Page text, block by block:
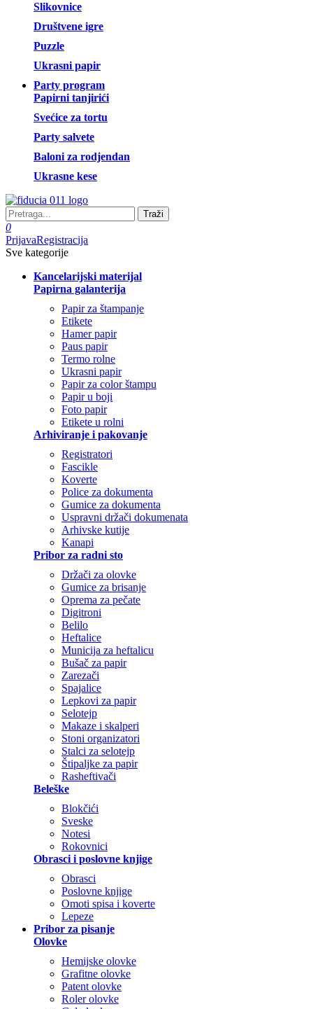
Slikovnice
Društvene igre
Puzzle
Ukrasni papir
Party program
Papirni tanjirići
Svećice za tortu
Party salvete
Baloni za rodjendan
Ukrasne kese
Traži
0
PrijavaRegistracija
Sve kategorije
Kancelarijski materijal
Papirna galanterija
Papir za štampanje
Etikete
Hamer papir
Paus papir
Termo rolne
Ukrasni papir
Papir za color štampu
Papir u boji
Foto papir
Etikete u rolni
Arhiviranje i pakovanje
Registratori
Fascikle
Koverte
Police za dokumenta
Gumice za dokumenta
Uspravni držači dokumenata
Arhivske kutije
Kanapi
Pribor za radni sto
Držači za olovke
Gumice za brisanje
Oprema za pečate
Digitroni
Belilo
Heftalice
Municija za heftalicu
Bušač za papir
Zarezači
Spajalice
Lepkovi za papir
Selotejp
Makaze i skalperi
Stoni organizatori
Stalci za selotejp
Štipaljke za papir
Rasheftivači
Beleške
Blokčići
Sveske
Notesi
Rokovnici
Obrasci i poslovne knjige
Obrasci
Poslovne knjige
Omoti spisa i koverte
Lepeze
Pribor za pisanje
Olovke
Hemijske olovke
Grafitne olovke
Patent olovke
Roler olovke